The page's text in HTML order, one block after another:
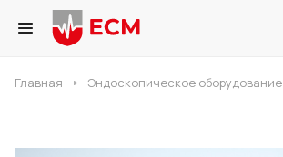
Главная Эндоскопическое оборудование